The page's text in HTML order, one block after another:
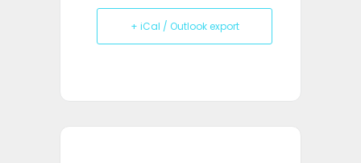
+ iCal / Outlook export